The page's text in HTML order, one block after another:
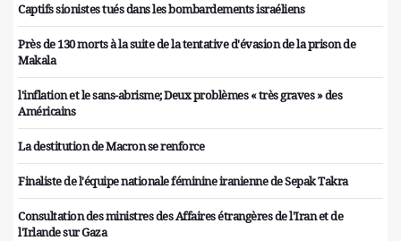
Captifs sionistes tués dans les bombardements israéliens
Près de 130 morts à la suite de la tentative d'évasion de la prison de
Makala
l'inflation et le sans-abrisme; Deux problèmes « très graves » des
Américains
La destitution de Macron se renforce
Finaliste de l'équipe nationale féminine iranienne de Sepak Takra
Consultation des ministres des Affaires étrangères de l'Iran et de
l'Irlande sur Gaza